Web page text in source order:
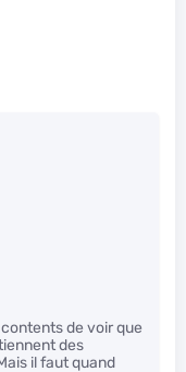
de voir que
des
il faut quand